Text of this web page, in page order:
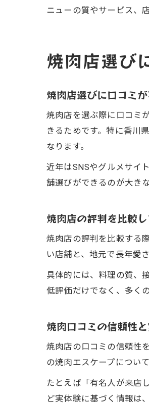
ニューの質やサービス、
焼肉店選び
焼肉店選びに口コミ
焼肉店を選ぶ際に口コミ
きるためです。特に香川
なります。
近年はSNSやグルメサイ
舗選びができるのが大き
焼肉店の評判を比較
焼肉店の評判を比較する
い店舗と、地元で長年愛
具体的には、料理の質、
低評価だけでなく、多く
焼肉口コミの信頼性
焼肉店の口コミの信頼性
の焼肉エスケープについ
たとえば「有名人が来店
ど実体験に基づく情報は